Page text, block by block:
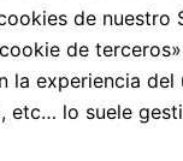
de
de
la experiencia
etc… lo suele